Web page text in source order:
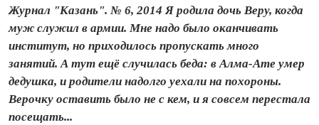
Журнал "Казань". № 6, 2014 Я родила дочь Веру, когда
муж служил в армии. Мне надо было оканчивать
институт, но приходилось пропускать много
занятий. А тут ещё случилась беда: в Алма-Ате умер
дедушка, и родители надолго уехали на похороны.
Верочку оставить было не с кем, и я совсем перестала
посещать...